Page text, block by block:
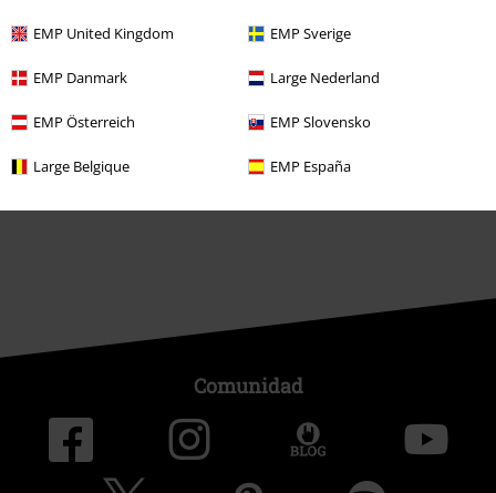
EMP United Kingdom EMP Sverige
EMP Danmark Large Nederland
EMP Österreich EMP Slovensko
Large Belgique EMP España
Sobre EMP
EMP Eventos
Programa de Afiliados
Sostenibilidad
Comunidad